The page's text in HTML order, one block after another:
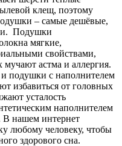
клещ, поэтому
– самые дешёвые,
Подушки
мягкие,
свойствами,
астма и аллергия.
подушки с наполнителем
избавиться от головных
усталость
наполнителем
В нашем интернет
любому человеку, чтобы
здорового сна.